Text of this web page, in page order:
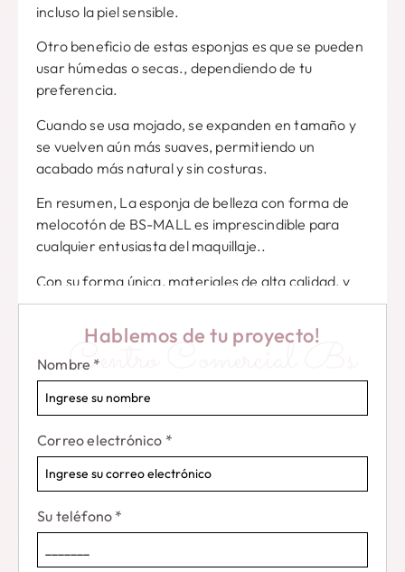
Hablemos de tu proyecto!
Centro Comercial Bs
Nombre *
Correo electrónico *
Su teléfono *
incluso la piel sensible.
Otro beneficio de estas esponjas es que se pueden
usar húmedas o secas., dependiendo de tu
preferencia.
Cuando se usa mojado, se expanden en tamaño y
se vuelven aún más suaves, permitiendo un
acabado más natural y sin costuras.
En resumen, La esponja de belleza con forma de
melocotón de BS-MALL es imprescindible para
cualquier entusiasta del maquillaje..
Con su forma única, materiales de alta calidad, y
versatilidad, Estas esponjas seguramente se
convertirán en un elemento básico en tu rutina de
maquillaje..